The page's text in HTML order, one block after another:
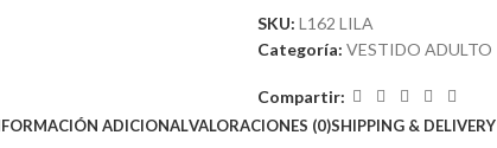
SKU: L162 LILA
Categoría: VESTIDO ADULTO
Compartir:
ADICIONALVALORACIONES (0)SHIPPING & DELIVERY